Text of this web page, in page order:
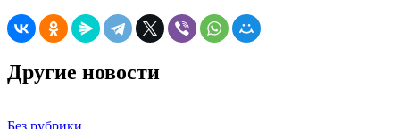
Другие новости
Без рубрики